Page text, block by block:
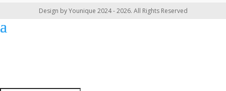
Design by Younique 2024 - 2026. All Rights Reserved